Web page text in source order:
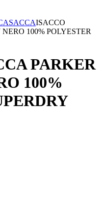
ISACCO
100% POLYESTER
PARKER
100%